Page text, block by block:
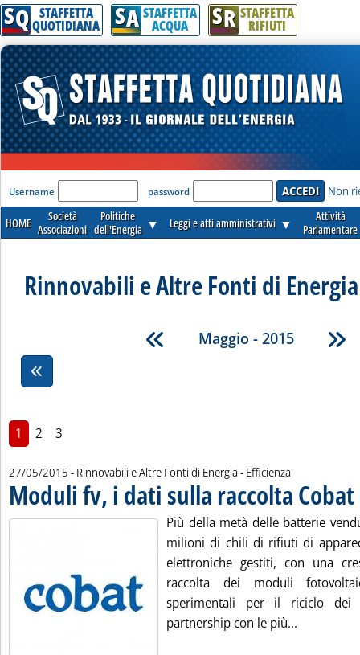
SQ STAFFETTA
QUOTIDIANA SA STAFFETTA
ACQUA SR STAFFETTA
RIFIUTI
'Modulo Login per accedere'
Username password Non
HOME
Società
Associazioni
Politiche
dell'Energia ▼ Leggi e atti amministrativi ▼
Attività
Parlamentare
Rinnovabili e Altre Fonti di
Maggio - 2015
1 2 3
27/05/2015 - Rinnovabili e Altre Fonti di Energia - Efficienza
Moduli fv, i dati sulla raccolta Cobat
Più della metà delle batterie
milioni di chili di rifiuti di
elettroniche gestiti, con una
raccolta dei moduli
sperimentali per il riciclo
partnership con le più...